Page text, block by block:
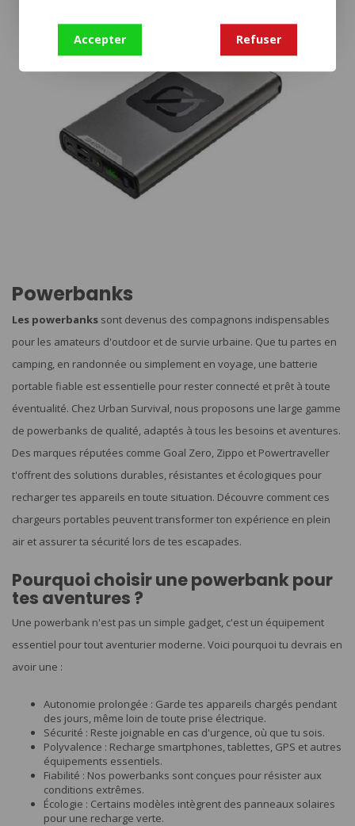
Powerbanks
Les powerbanks sont devenus des compagnons indispensables
pour les amateurs d'outdoor et de survie urbaine. Que tu partes en
camping, en randonnée ou simplement en voyage, une batterie
portable fiable est essentielle pour rester connecté et prêt à toute
éventualité. Chez Urban Survival, nous proposons une large gamme
de powerbanks de qualité, adaptés à tous les besoins et aventures.
Des marques réputées comme Goal Zero, Zippo et Powertraveller
t'offrent des solutions durables, résistantes et écologiques pour
recharger tes appareils en toute situation. Découvre comment ces
chargeurs portables peuvent transformer ton expérience en plein
air et assurer ta sécurité lors de tes escapades.
Pourquoi choisir une powerbank pour
tes aventures ?
Une powerbank n'est pas un simple gadget, c'est un équipement
essentiel pour tout aventurier moderne. Voici pourquoi tu devrais en
avoir une :
Autonomie prolongée : Garde tes appareils chargés pendant
des jours, même loin de toute prise électrique.
Sécurité : Reste joignable en cas d'urgence, où que tu sois.
Polyvalence : Recharge smartphones, tablettes, GPS et autres
équipements essentiels.
Fiabilité : Nos powerbanks sont conçues pour résister aux
conditions extrêmes.
Écologie : Certains modèles intègrent des panneaux solaires
pour une recharge verte.
Accepter Refuser